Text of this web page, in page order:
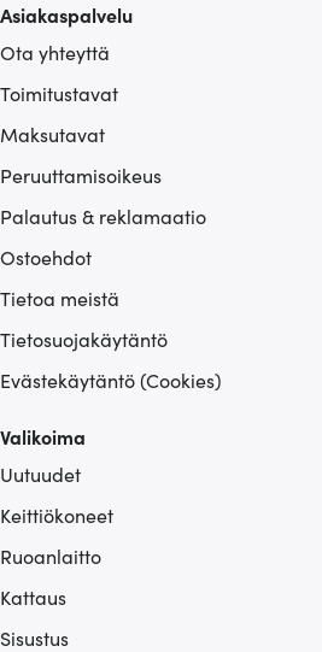
Asiakaspalvelu
Ota yhteyttä
Toimitustavat
Maksutavat
Peruuttamisoikeus
Palautus & reklamaatio
Ostoehdot
Tietoa meistä
Tietosuojakäytäntö
Evästekäytäntö (Cookies)
Valikoima
Uutuudet
Keittiökoneet
Ruoanlaitto
Kattaus
Sisustus